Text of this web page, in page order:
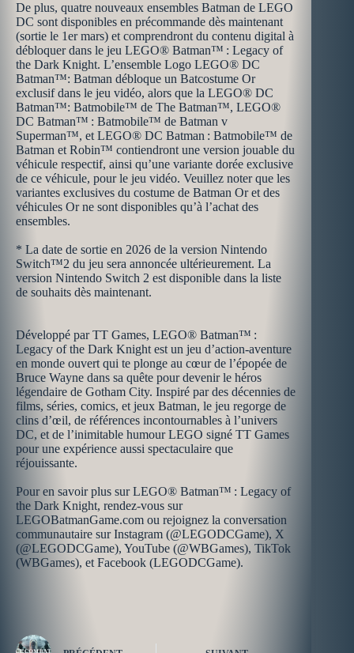
​De plus, quatre nouveaux ensembles Batman de LEGO
DC sont disponibles en précommande dès maintenant
(sortie le 1er mars) et comprendront du contenu digital à
débloquer dans le jeu LEGO® Batman™ : Legacy of
the Dark Knight. L’ensemble Logo LEGO® DC
Batman™: Batman débloque un Batcostume Or
exclusif dans le jeu vidéo, alors que la LEGO® DC
Batman™: Batmobile™ de The Batman™, LEGO®
DC Batman™ : Batmobile™ de Batman v
Superman™, et LEGO® DC Batman : Batmobile™ de
Batman et Robin™ contiendront une version jouable du
véhicule respectif, ainsi qu’une variante dorée exclusive
de ce véhicule, pour le jeu vidéo. Veuillez noter que les
variantes exclusives du costume de Batman Or et des
véhicules Or ne sont disponibles qu’à l’achat des
ensembles. ​
​* La date de sortie en 2026 de la version Nintendo
Switch™2 du jeu sera annoncée ultérieurement. La
version Nintendo Switch 2 est disponible dans la liste
de souhaits dès maintenant. ​
​Développé par TT Games, LEGO® Batman™ :
Legacy of the Dark Knight est un jeu d’action-aventure
en monde ouvert qui te plonge au cœur de l’épopée de
Bruce Wayne dans sa quête pour devenir le héros
légendaire de Gotham City. Inspiré par des décennies de
films, séries, comics, et jeux Batman, le jeu regorge de
clins d’œil, de références incontournables à l’univers
DC, et de l’inimitable humour LEGO signé TT Games
pour une expérience aussi spectaculaire que
réjouissante. ​
​Pour en savoir plus sur LEGO® Batman™ : Legacy of
the Dark Knight, rendez-vous sur
LEGOBatmanGame.com ou rejoignez la conversation
communautaire sur Instagram (@LEGODCGame), X
(@LEGODCGame), YouTube (@WBGames), TikTok
(WBGames), et Facebook (LEGODCGame).